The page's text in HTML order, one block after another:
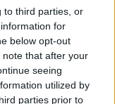
to third parties, or
for
below opt-out
that after your
seeing
utilized by
parties prior to
under 2021?
i mars 2020 med
de